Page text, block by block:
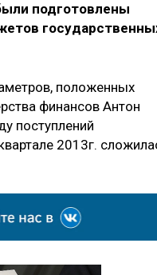
подготовлены
положенных
финансов Антон
поступлений
2013г.